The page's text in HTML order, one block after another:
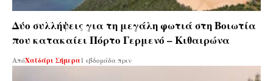
Δύο συλλήψεις για τη μεγάλη φωτιά στη Βοιωτία
που κατακαίει Πόρτο Γερμενό – Κιθαιρώνα
ΑπόΧαϊδάρι Σήμερα 1 εβδομάδα πριν